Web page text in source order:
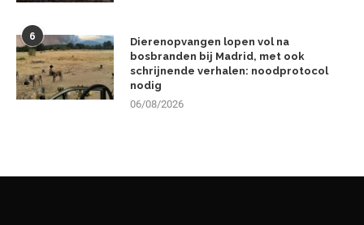
6
Dierenopvangen lopen vol na
bosbranden bij Madrid, met ook
schrijnende verhalen: noodprotocol
nodig
06/08/2026